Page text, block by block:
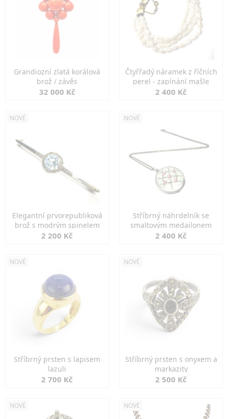
Grandiozní zlatá korálová
brož / závěs
32 000 Kč
Čtyřřadý náramek z říčních
perel - zapínání mašle
2 400 Kč
NOVÉ
Elegantní prvorepubliková
brož s modrým spinelem
2 200 Kč
NOVÉ
Stříbrný náhrdelník se
smaltovým medailonem
2 400 Kč
NOVÉ
Stříbrný prsten s lapisem
lazuli
2 700 Kč
NOVÉ
Stříbrný prsten s onyxem a
markazity
2 500 Kč
NOVÉ NOVÉ